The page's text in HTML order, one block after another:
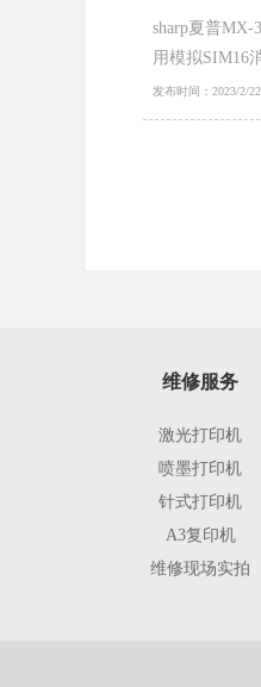
sharp夏普MX-
用模拟SIM16
发布时间：2023/2/
维修服务
激光打印机
喷墨打印机
针式打印机
A3复印机
维修现场实拍